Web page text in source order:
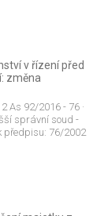
v řízení před
změna
2 As 92/2016 - 76 ·
správní soud -
předpisu: 76/2002